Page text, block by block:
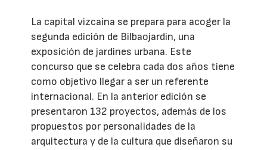
La capital vizcaína se prepara para acoger la
segunda edición de Bilbaojardin, una
exposición de jardines urbana. Este
concurso que se celebra cada dos años tiene
como objetivo llegar a ser un referente
internacional. En la anterior edición se
presentaron 132 proyectos, además de los
propuestos por personalidades de la
arquitectura y de la cultura que diseñaron su